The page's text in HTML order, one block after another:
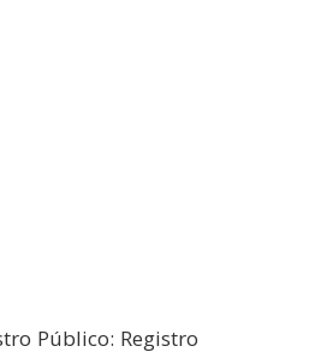
Público: Registro